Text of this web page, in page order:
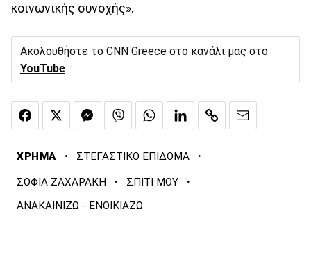
κοινωνικής συνοχής».
Ακολουθήστε το CNN Greece στο κανάλι μας στο
YouTube
ΧΡΗΜΑ · ΣΤΕΓΑΣΤΙΚΟ ΕΠΙΔΟΜΑ ·
ΣΟΦΙΑ ΖΑΧΑΡΑΚΗ · ΣΠΙΤΙ ΜΟΥ ·
ΑΝΑΚΑΙΝΙΖΩ - ΕΝΟΙΚΙΑΖΩ